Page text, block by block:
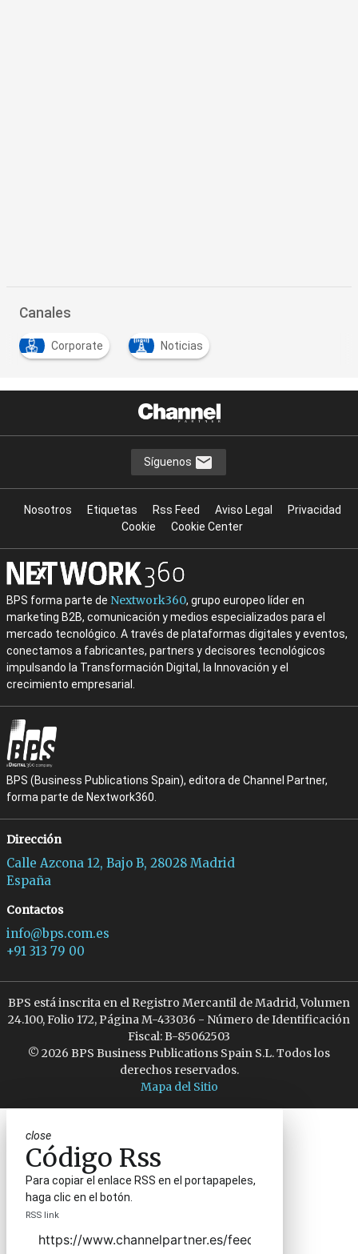
Canales
Corporate Noticias
Síguenos
Nosotros Etiquetas Rss Feed Aviso Legal
Privacidad
Cookie
Cookie Center
BPS forma parte de Nextwork360, grupo europeo líder en
marketing B2B, comunicación y medios especializados para el
mercado tecnológico. A través de plataformas digitales y eventos,
conectamos a fabricantes, partners y decisores tecnológicos
impulsando la Transformación Digital, la Innovación y el
crecimiento empresarial.
BPS (Business Publications Spain), editora de Channel Partner,
forma parte de Nextwork360.
Dirección
Calle Azcona 12, Bajo B, 28028 Madrid
España
Contactos
info@bps.com.es
+91 313 79 00
BPS está inscrita en el Registro Mercantil de Madrid, Volumen
24.100, Folio 172, Página M-433036 - Número de Identificación
Fiscal: B-85062503
© 2026 BPS Business Publications Spain S.L. Todos los
derechos reservados.
Mapa del Sitio
close
Código Rss
Para copiar el enlace RSS en el portapapeles,
haga clic en el botón.
RSS link